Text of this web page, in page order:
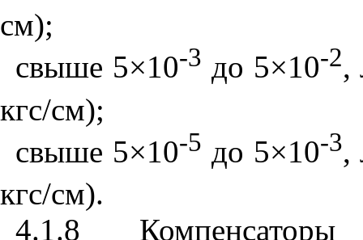
см);
свыше 5×10-3 до 5×10-2,
кгс/см);
свыше 5×10-5 до 5×10-3,
кгс/см).
4.1.8